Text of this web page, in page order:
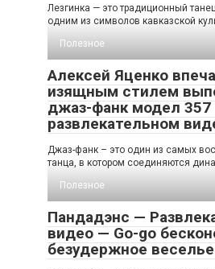
Лезгинка — это традиционный
одним из символов кавказской
Полезное
Алексей Яценко
изящным стилем
джаз-фанк модел 357
развлекательном
Джаз-фанк – это один из самых
танца, в котором соединяются
Полезное
Пандадэнс —
видео — Go-go
безудержное